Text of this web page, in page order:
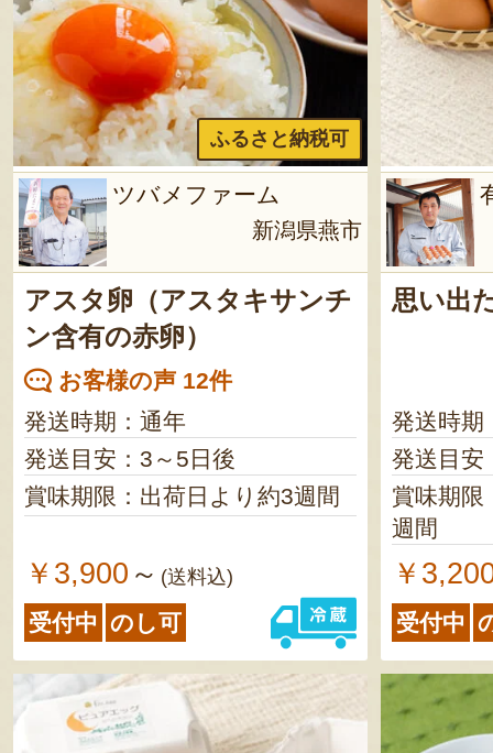
ふるさと納税可
ツバメファーム
新潟県燕市
アスタ卵（アスタキサンチ
ン含有の赤卵）
お客様の声 12件
発送時期：通年
発送目安：3～5日後
賞味期限：出荷日より約3週間
￥3,900 ～ (送料込)
受付中 のし可
思い出
発送時期
発送目安
賞味期限
週間
￥
受付中